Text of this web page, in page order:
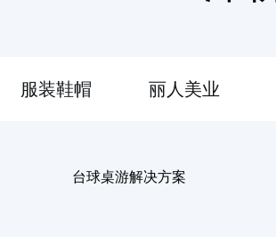
服装鞋帽 丽人美业